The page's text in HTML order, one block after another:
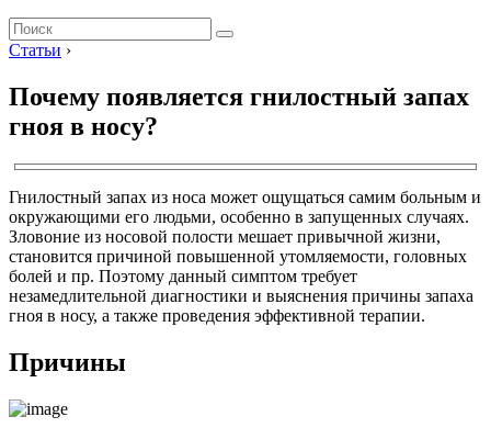
Статьи ›
Почему появляется гнилостный запах
гноя в носу?
Гнилостный запах из носа может ощущаться самим больным и
окружающими его людьми, особенно в запущенных случаях.
Зловоние из носовой полости мешает привычной жизни,
становится причиной повышенной утомляемости, головных
болей и пр. Поэтому данный симптом требует
незамедлительной диагностики и выяснения причины запаха
гноя в носу, а также проведения эффективной терапии.
Причины